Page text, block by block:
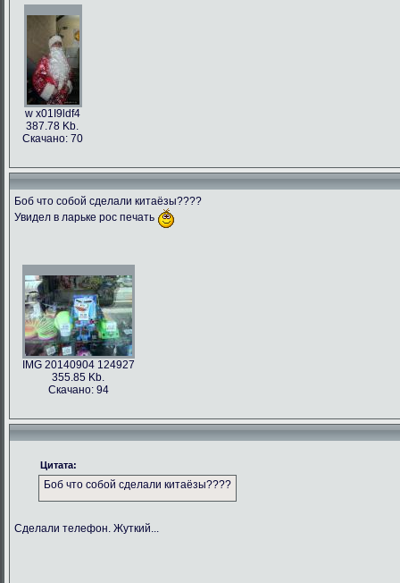
w x01I9ldf4
387.78 Kb.
Скачано: 70
Боб что собой сделали китаёзы????
Увидел в ларьке рос печать
IMG 20140904 124927
355.85 Kb.
Скачано: 94
Цитата:
Боб что собой сделали китаёзы????
Сделали телефон. Жуткий...